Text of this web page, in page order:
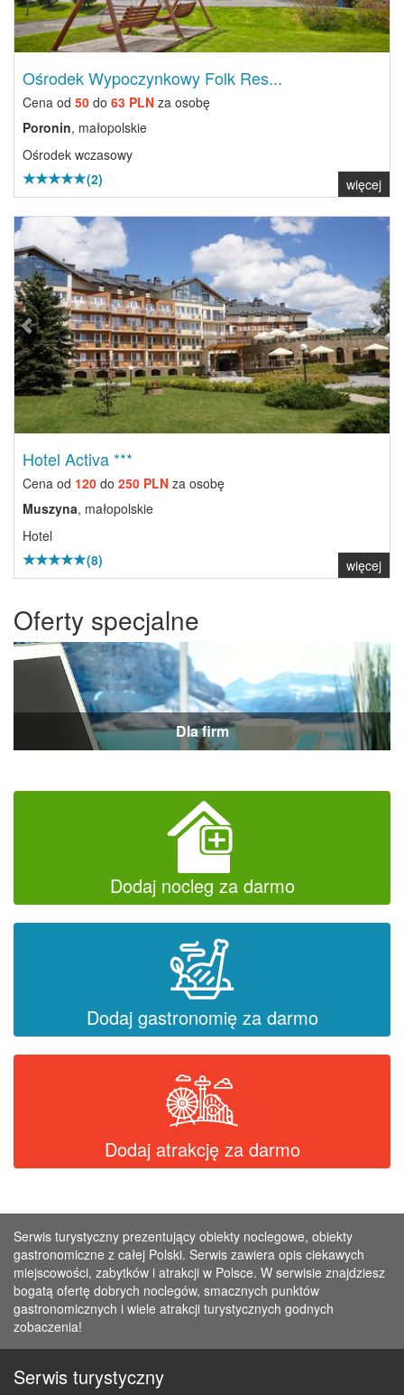
Ośrodek Wypoczynkowy Folk Res...
Cena od 50 do 63 PLN za osobę
Poronin, małopolskie
Ośrodek wczasowy
(2)
więcej
Previous Next
Hotel Activa ***
Cena od 120 do 250 PLN za osobę
Muszyna, małopolskie
Hotel
(8)
więcej
Oferty specjalne
Dla firm
Dodaj nocleg za darmo
Dodaj gastronomię za darmo
Dodaj atrakcję za darmo
Serwis turystyczny prezentujący obiekty noclegowe, obiekty
gastronomiczne z całej Polski. Serwis zawiera opis ciekawych
miejscowości, zabytków i atrakcji w Polsce. W serwisie znajdziesz
bogatą ofertę dobrych noclegów, smacznych punktów
gastronomicznych i wiele atrakcji turystycznych godnych
zobaczenia!
Serwis turystyczny